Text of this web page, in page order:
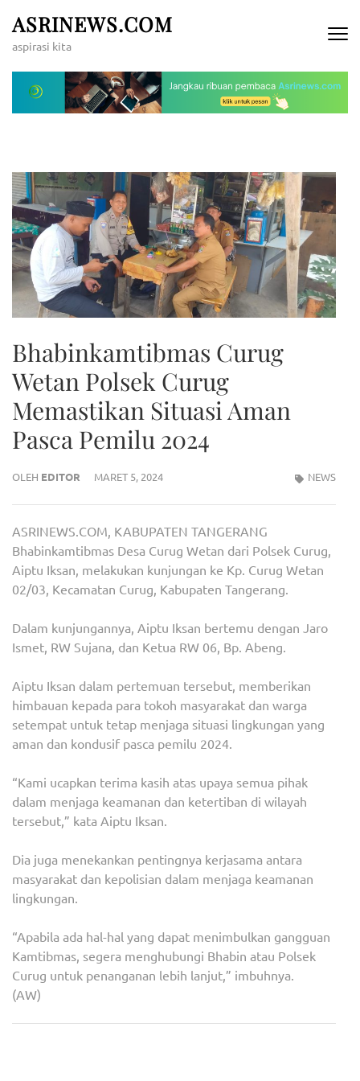
ke
konten
Enter)
ASRINEWS.COM
aspirasi kita
Bhabinkamtibmas Curug
Wetan Polsek Curug
Memastikan Situasi Aman
Pasca Pemilu 2024
OLEH EDITOR MARET 5, 2024 NEWS
ASRINEWS.COM, KABUPATEN TANGERANG
Bhabinkamtibmas Desa Curug Wetan dari Polsek Curug,
Aiptu Iksan, melakukan kunjungan ke Kp. Curug Wetan
02/03, Kecamatan Curug, Kabupaten Tangerang.
Dalam kunjungannya, Aiptu Iksan bertemu dengan Jaro
Ismet, RW Sujana, dan Ketua RW 06, Bp. Abeng.
Aiptu Iksan dalam pertemuan tersebut, memberikan
himbauan kepada para tokoh masyarakat dan warga
setempat untuk tetap menjaga situasi lingkungan yang
aman dan kondusif pasca pemilu 2024.
“Kami ucapkan terima kasih atas upaya semua pihak
dalam menjaga keamanan dan ketertiban di wilayah
tersebut,” kata Aiptu Iksan.
Dia juga menekankan pentingnya kerjasama antara
masyarakat dan kepolisian dalam menjaga keamanan
lingkungan.
“Apabila ada hal-hal yang dapat menimbulkan gangguan
Kamtibmas, segera menghubungi Bhabin atau Polsek
Curug untuk penanganan lebih lanjut,” imbuhnya.
(AW)